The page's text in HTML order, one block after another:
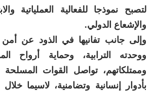
لتصبح نموذجا للفعالية العملياتية
والإشعاع الدولي.
وإلى جانب تفانيها في الذود عن
ووحدته الترابية، وحماية أرواح
وممتلكاتهم، تواصل القوات المسلحة
بأدوار إنسانية وتضامنية، لاسيما